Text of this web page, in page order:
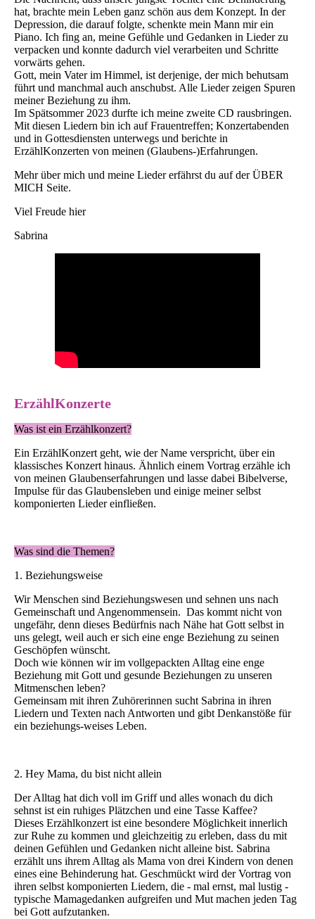
hat, brachte mein Leben ganz schön aus dem Konzept. In der
Depression, die darauf folgte, schenkte mein Mann mir ein
Piano. Ich fing an, meine Gefühle und Gedanken in Lieder zu
verpacken und konnte dadurch viel verarbeiten und Schritte
vorwärts gehen.
Gott, mein Vater im Himmel, ist derjenige, der mich behutsam
führt und manchmal auch anschubst. Alle Lieder zeigen Spuren
meiner Beziehung zu ihm.
Im Spätsommer 2023 durfte ich meine zweite CD rausbringen.
Mit diesen Liedern bin ich auf Frauentreffen; Konzertabenden
und in Gottesdiensten unterwegs und berichte in
ErzählKonzerten von meinen (Glaubens-)Erfahrungen.
Mehr über mich und meine Lieder erfährst du auf der ÜBER
MICH Seite.
Viel Freude hier
Sabrina
ErzählKonzerte
Was ist ein Erzählkonzert?
Ein ErzählKonzert geht, wie der Name verspricht, über ein
klassisches Konzert hinaus. Ähnlich einem Vortrag erzähle ich
von meinen Glaubenserfahrungen und lasse dabei Bibelverse,
Impulse für das Glaubensleben und einige meiner selbst
komponierten Lieder einfließen.
Was sind die Themen?
1. Beziehungsweise
Wir Menschen sind Beziehungswesen und sehnen uns nach
Gemeinschaft und Angenommensein. Das kommt nicht von
ungefähr, denn dieses Bedürfnis nach Nähe hat Gott selbst in
uns gelegt, weil auch er sich eine enge Beziehung zu seinen
Geschöpfen wünscht.
Doch wie können wir im vollgepackten Alltag eine enge
Beziehung mit Gott und gesunde Beziehungen zu unseren
Mitmenschen leben?
Gemeinsam mit ihren Zuhörerinnen sucht Sabrina in ihren
Liedern und Texten nach Antworten und gibt Denkanstöße für
ein beziehungs-weises Leben.
2. Hey Mama, du bist nicht allein
Der Alltag hat dich voll im Griff und alles wonach du dich
sehnst ist ein ruhiges Plätzchen und eine Tasse Kaffee?
Dieses Erzählkonzert ist eine besondere Möglichkeit innerlich
zur Ruhe zu kommen und gleichzeitig zu erleben, dass du mit
deinen Gefühlen und Gedanken nicht alleine bist. Sabrina
erzählt uns ihrem Alltag als Mama von drei Kindern von denen
eines eine Behinderung hat. Geschmückt wird der Vortrag von
ihren selbst komponierten Liedern, die - mal ernst, mal lustig -
typische Mamagedanken aufgreifen und Mut machen jeden Tag
bei Gott aufzutanken.